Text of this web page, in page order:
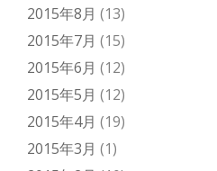
2015年8月 (13)
2015年7月 (15)
2015年6月 (12)
2015年5月 (12)
2015年4月 (19)
2015年3月 (1)